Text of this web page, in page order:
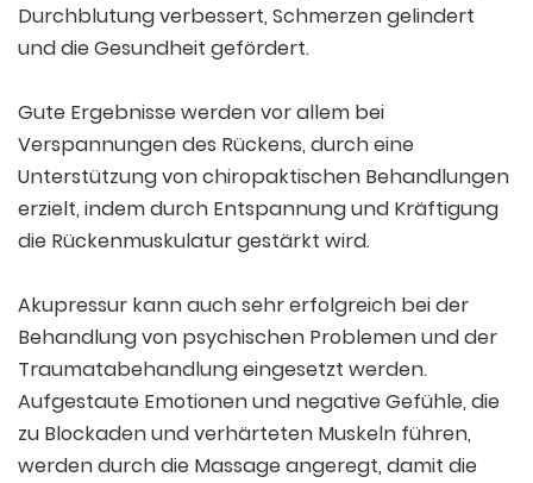
Durchblutung verbessert, Schmerzen gelindert
und die Gesundheit gefördert.
Gute Ergebnisse werden vor allem bei
Verspannungen des Rückens, durch eine
Unterstützung von chiropaktischen Behandlungen
erzielt, indem durch Entspannung und Kräftigung
die Rückenmuskulatur gestärkt wird.
Akupressur kann auch sehr erfolgreich bei der
Behandlung von psychischen Problemen und der
Traumatabehandlung eingesetzt werden.
Aufgestaute Emotionen und negative Gefühle, die
zu Blockaden und verhärteten Muskeln führen,
werden durch die Massage angeregt, damit die